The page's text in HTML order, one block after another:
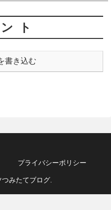
ト
書き込む
プライバシーポリシー
みたてブログ.